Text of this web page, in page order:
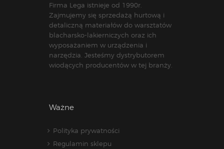
Firma Lega istnieje od 1990r.
Zajmujemy się sprzedażą hurtową i
detaliczną materiałów do warsztatów
blacharsko-lakierniczych oraz ich
wyposażaniem w urządzenia i
narzędzia. Jesteśmy dystrybutorem
wiodących producentów w tej branży.
Ważne
Polityka prywatności
Regulamin sklepu